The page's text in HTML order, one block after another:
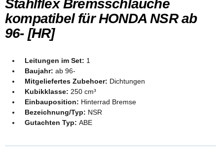
Stahlflex Bremsschläuche
kompatibel für HONDA NSR ab
96- [HR]
Leitungen im Set: 1
Baujahr: ab 96-
Mitgeliefertes Zubehoer: Dichtungen
Kubikklasse: 250 cm³
Einbauposition: Hinterrad Bremse
Bezeichnung/Typ: NSR
Gutachten Typ: ABE